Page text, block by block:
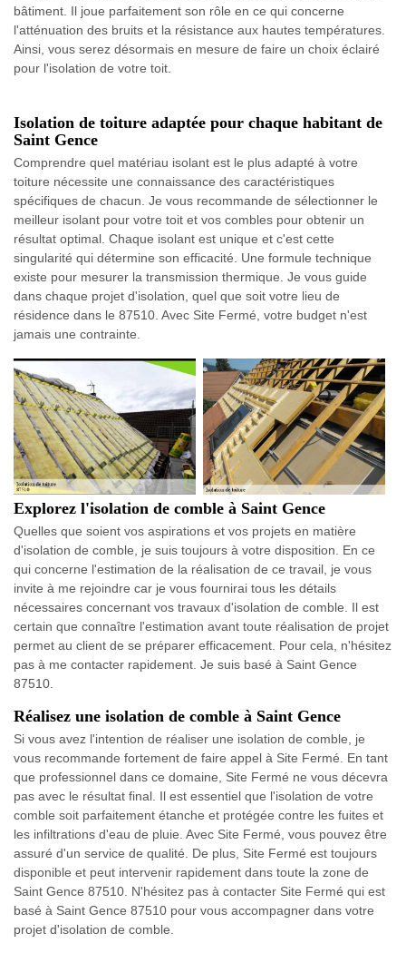
bâtiment. Il joue parfaitement son rôle en ce qui concerne
l'atténuation des bruits et la résistance aux hautes températures.
Ainsi, vous serez désormais en mesure de faire un choix éclairé
pour l'isolation de votre toit.
Isolation de toiture adaptée pour chaque habitant de
Saint Gence
Comprendre quel matériau isolant est le plus adapté à votre
toiture nécessite une connaissance des caractéristiques
spécifiques de chacun. Je vous recommande de sélectionner le
meilleur isolant pour votre toit et vos combles pour obtenir un
résultat optimal. Chaque isolant est unique et c'est cette
singularité qui détermine son efficacité. Une formule technique
existe pour mesurer la transmission thermique. Je vous guide
dans chaque projet d'isolation, quel que soit votre lieu de
résidence dans le 87510. Avec Site Fermé, votre budget n'est
jamais une contrainte.
Explorez l'isolation de comble à Saint Gence
Quelles que soient vos aspirations et vos projets en matière
d'isolation de comble, je suis toujours à votre disposition. En ce
qui concerne l'estimation de la réalisation de ce travail, je vous
invite à me rejoindre car je vous fournirai tous les détails
nécessaires concernant vos travaux d'isolation de comble. Il est
certain que connaître l'estimation avant toute réalisation de projet
permet au client de se préparer efficacement. Pour cela, n'hésitez
pas à me contacter rapidement. Je suis basé à Saint Gence
87510.
Réalisez une isolation de comble à Saint Gence
Si vous avez l'intention de réaliser une isolation de comble, je
vous recommande fortement de faire appel à Site Fermé. En tant
que professionnel dans ce domaine, Site Fermé ne vous décevra
pas avec le résultat final. Il est essentiel que l'isolation de votre
comble soit parfaitement étanche et protégée contre les fuites et
les infiltrations d'eau de pluie. Avec Site Fermé, vous pouvez être
assuré d'un service de qualité. De plus, Site Fermé est toujours
disponible et peut intervenir rapidement dans toute la zone de
Saint Gence 87510. N'hésitez pas à contacter Site Fermé qui est
basé à Saint Gence 87510 pour vous accompagner dans votre
projet d'isolation de comble.